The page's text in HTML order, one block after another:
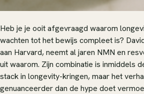
Heb je je ooit afgevraagd waarom
wachten tot het bewijs compleet is?
aan Harvard, neemt al jaren NMN en
uit waarom. Zijn combinatie is inmiddels
stack in longevity-kringen, maar het
genuanceerder dan de hype doet